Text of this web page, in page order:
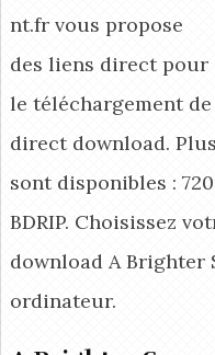
nt.fr vous propose
des liens direct pour
le téléchargement
direct download.
sont disponibles :
BDRIP. Choisissez
download A Brighter
ordinateur.